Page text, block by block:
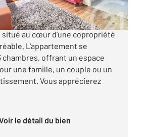
: Découvrez ce beau T4 en rez-
situé au cœur d'une copropriété
L'appartement se
chambres, offrant un espace
une famille, un couple ou un
Vous apprécierez
Voir le détail du bien